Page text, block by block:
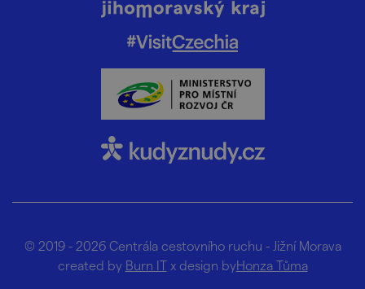
© 2019 - 2026 Centrála cestovního ruchu - Jižní Morava
created by Burn ITx design byHonza Tůma